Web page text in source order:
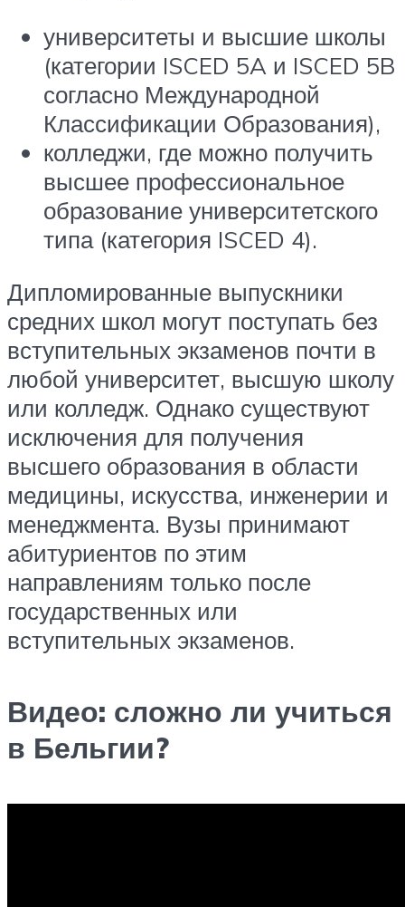
университеты и высшие школы
(категории ISCED 5A и ISCED 5B
согласно Международной
Классификации Образования),
колледжи, где можно получить
высшее профессиональное
образование университетского
типа (категория ISCED 4).
Дипломированные выпускники
средних школ могут поступать без
вступительных экзаменов почти в
любой университет, высшую школу
или колледж. Однако существуют
исключения для получения
высшего образования в области
медицины, искусства, инженерии и
менеджмента. Вузы принимают
абитуриентов по этим
направлениям только после
государственных или
вступительных экзаменов.
Видео: сложно ли учиться
в Бельгии?